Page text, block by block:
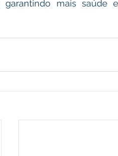
garantindo mais